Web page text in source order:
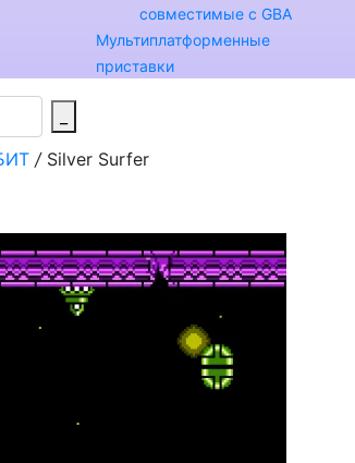
совместимые с GBA
Мультиплатформенные
приставки
/ Silver Surfer